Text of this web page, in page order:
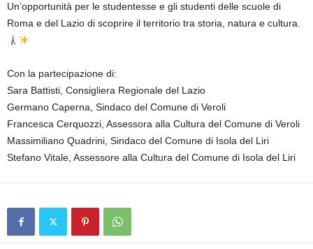
Un’opportunità per le studentesse e gli studenti delle scuole di
Roma e del Lazio di scoprire il territorio tra storia, natura e cultura.
Con la partecipazione di:
Sara Battisti, Consigliera Regionale del Lazio
Germano Caperna, Sindaco del Comune di Veroli
Francesca Cerquozzi, Assessora alla Cultura del Comune di Veroli
Massimiliano Quadrini, Sindaco del Comune di Isola del Liri
Stefano Vitale, Assessore alla Cultura del Comune di Isola del Liri